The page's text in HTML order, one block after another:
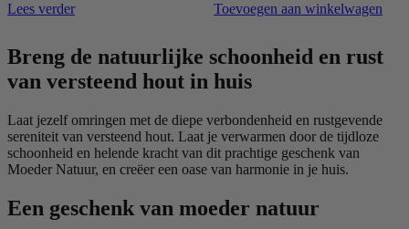
Lees verder
Toevoegen aan winkelwagen
Breng de natuurlijke schoonheid en rust
van versteend hout in huis
Laat jezelf omringen met de diepe verbondenheid en rustgevende
sereniteit van versteend hout. Laat je verwarmen door de tijdloze
schoonheid en helende kracht van dit prachtige geschenk van
Moeder Natuur, en creëer een oase van harmonie in je huis.
Een geschenk van moeder natuur